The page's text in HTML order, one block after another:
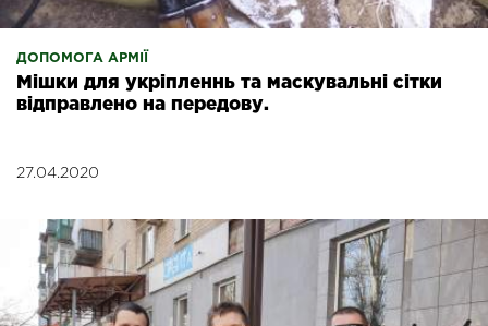
ДОПОМОГА АРМІЇ
Мішки для укріпленнь та маскувальні сітки
відправлено на передову.
27.04.2020